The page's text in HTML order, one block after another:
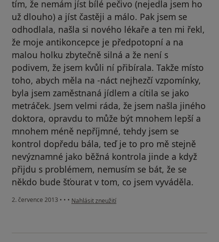
tím, že nemám jíst bílé pečivo (nejedla jsem ho
už dlouho) a jíst častěji a málo. Pak jsem se
odhodlala, našla si nového lékaře a ten mi řekl,
že moje antikoncepce je předpotopní a na
malou holku zbytečně silná a že není s
podivem, že jsem kvůli ní přibírala. Takže místo
toho, abych měla na -náct nejhezčí vzpomínky,
byla jsem zaměstnaná jídlem a cítila se jako
metráček. Jsem velmi ráda, že jsem našla jiného
doktora, opravdu to může být mnohem lepší a
mnohem méně nepříjmné, tehdy jsem se
kontrol dopředu bála, teď je to pro mě stejně
nevýznamné jako běžná kontrola jinde a když
přijdu s problémem, nemusím se bát, že se
někdo bude šťourat v tom, co jsem vyváděla.
2. července 2013 • • • podle názoru uživatele Váš účet byl odstraněn
Nahlásit zneužití